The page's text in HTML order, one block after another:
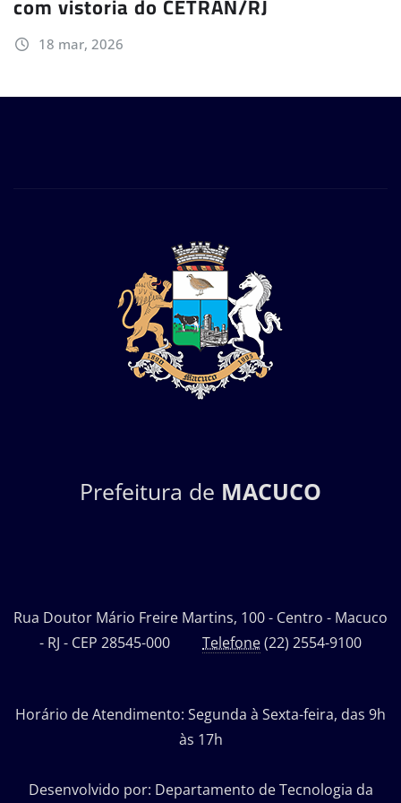
18 mar, 2026
Prefeitura de MACUCO
Rua Doutor Mário Freire Martins, 100 - Centro - Macuco
- RJ - CEP 28545-000 Telefone(22) 2554-9100
Horário de Atendimento: Segunda à Sexta-feira, das 9h
às 17h
Desenvolvido por: Departamento de Tecnologia da